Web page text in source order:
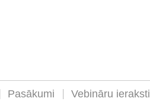
Pasākumi Vebināru ieraksti